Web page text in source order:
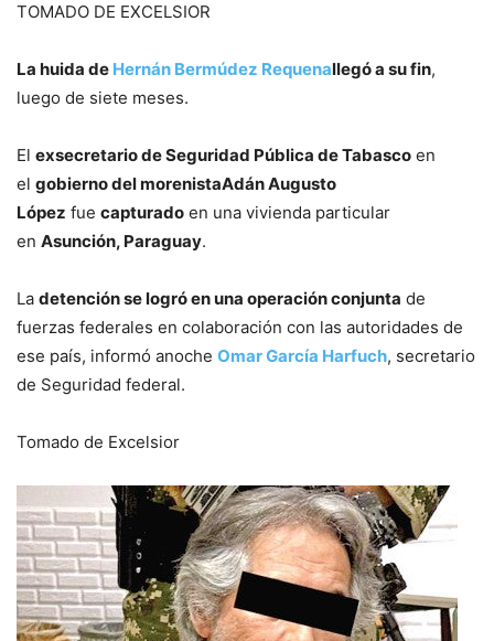
TOMADO DE EXCELSIOR
La huida de Hernán Bermúdez Requenallegó a su fin,
luego de siete meses.
El exsecretario de Seguridad Pública de Tabasco en
el gobierno del morenistaAdán Augusto
López fue capturado en una vivienda particular
en Asunción, Paraguay.
La detención se logró en una operación conjunta de
fuerzas federales en colaboración con las autoridades de
ese país, informó anoche Omar García Harfuch, secretario
de Seguridad federal.
Tomado de Excelsior